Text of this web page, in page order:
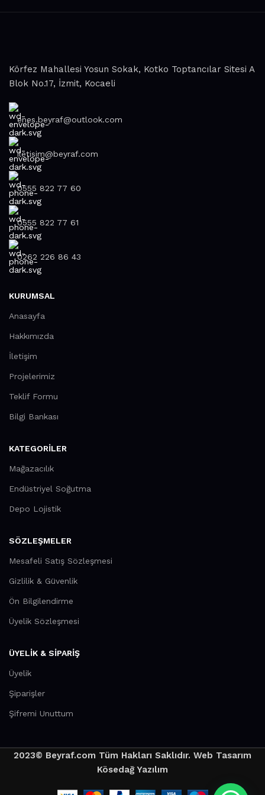
Körfez Mahallesi Yosun Sokak, Kotko Toptancılar Sitesi A
Blok No.17, İzmit, Kocaeli
enes.beyraf@outlook.com
iletisim@beyraf.com
0555 822 77 60
0555 822 77 61
0262 226 86 43
KURUMSAL
Anasayfa
Hakkımızda
İletişim
Projelerimiz
Teklif Formu
Bilgi Bankası
KATEGORILER
Mağazacılık
Endüstriyel Soğutma
Depo Lojistik
SÖZLEŞMELER
Mesafeli Satış Sözleşmesi
Gizlilik & Güvenlik
Ön Bilgilendirme
Üyelik Sözleşmesi
ÜYELİK & SİPARİŞ
Üyelik
Şiparişler
Şifremi Unuttum
2023© Beyraf.com Tüm Hakları Saklıdır. Web Tasarım
Kösedağ Yazılım